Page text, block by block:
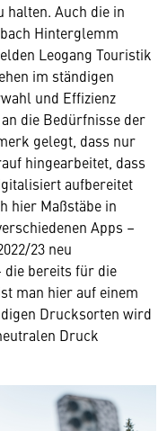
halten. Auch die in
Hinterglemm
Leogang Touristik
im ständigen
und Effizienz
die Bedürfnisse der
gelegt, dass nur
hingearbeitet, dass
aufbereitet
hier Maßstäbe in
Apps –
23 neu
die bereits für die
man hier auf einem
Drucksorten wird
Druck